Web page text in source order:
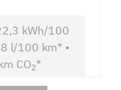
kWh/100
l/100 km* •
CO2*